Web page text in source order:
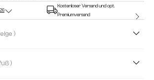
Kostenloser Versand und opt.
Premiumversand
( Weiß/Beige )
( Acrylfuß )